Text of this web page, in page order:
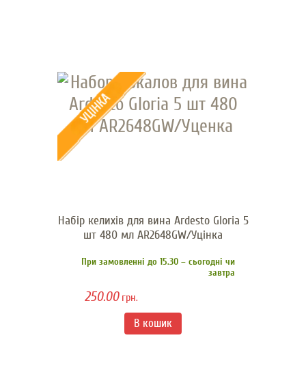
Набір келихів для вина Ardesto Gloria 5
шт 480 мл AR2648GW/Уцінка
При замовленні до 15.30 – сьогодні чи
завтра
250.00грн.